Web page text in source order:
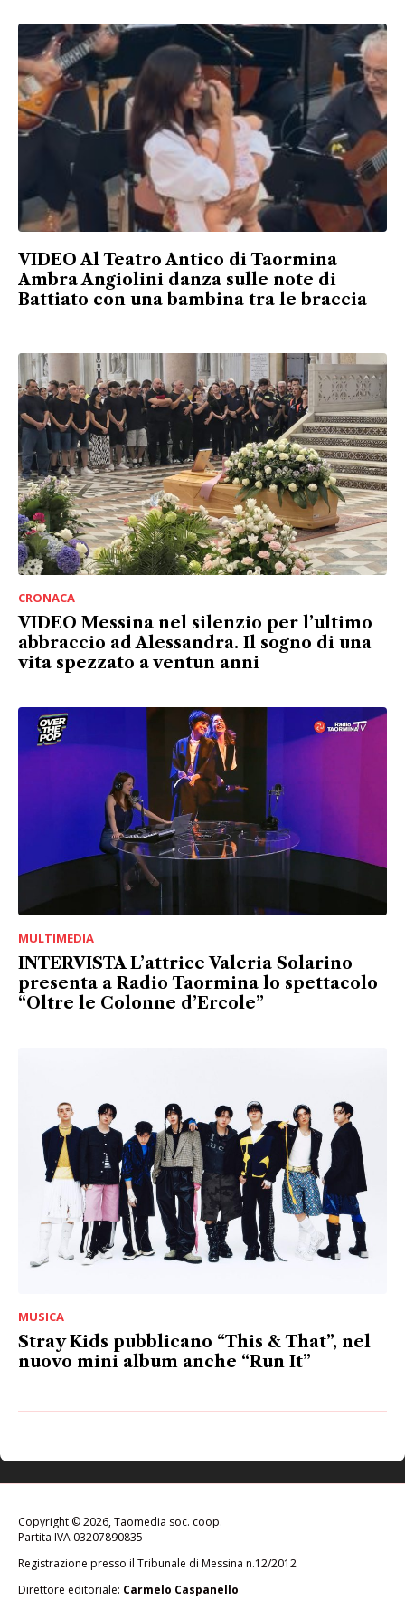
VIDEO Al Teatro Antico di Taormina
Ambra Angiolini danza sulle note di
Battiato con una bambina tra le braccia
CRONACA
VIDEO Messina nel silenzio per l’ultimo
abbraccio ad Alessandra. Il sogno di una
vita spezzato a ventun anni
MULTIMEDIA
INTERVISTA L’attrice Valeria Solarino
presenta a Radio Taormina lo spettacolo
“Oltre le Colonne d’Ercole”
MUSICA
Stray Kids pubblicano “This & That”, nel
nuovo mini album anche “Run It”
Copyright © 2026, Taomedia soc. coop.
Partita IVA 03207890835
Registrazione presso il Tribunale di Messina n.12/2012
Direttore editoriale: Carmelo Caspanello